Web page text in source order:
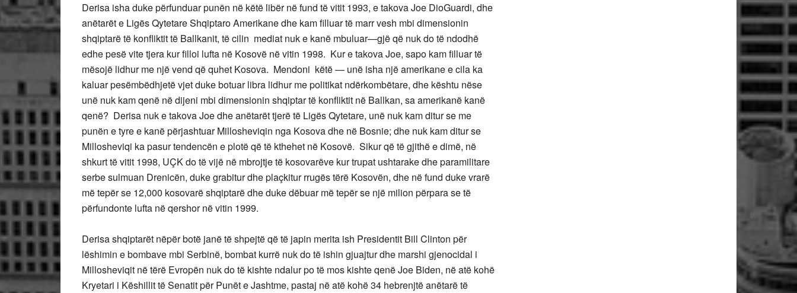
Derisa isha duke përfunduar punën në këtë libër në fund të vitit 1993, e takova Joe DioGuardi, dhe
anëtarët e Ligës Qytetare Shqiptaro Amerikane dhe kam filluar të marr vesh mbi dimensionin
shqiptarë të konfliktit të Ballkanit, të cilin mediat nuk e kanë mbuluar—gjë që nuk do të ndodhë
edhe pesë vite tjera kur filloi lufta në Kosovë në vitin 1998. Kur e takova Joe, sapo kam filluar të
mësojë lidhur me një vend që quhet Kosova. Mendoni këtë — unë isha një amerikane e cila ka
kaluar pesëmbëdhjetë vjet duke botuar libra lidhur me politikat ndërkombëtare, dhe kështu nëse
unë nuk kam qenë në dijeni mbi dimensionin shqiptar të konfliktit në Ballkan, sa amerikanë kanë
qenë? Derisa nuk e takova Joe dhe anëtarët tjerë të Ligës Qytetare, unë nuk kam ditur se me
punën e tyre e kanë përjashtuar Millosheviqin nga Kosova dhe në Bosnie; dhe nuk kam ditur se
Millosheviqi ka pasur tendencën e plotë që të kthehet në Kosovë. Sikur që të gjithë e dimë, në
shkurt të vitit 1998, UÇK do të vijë në mbrojtje të kosovarëve kur trupat ushtarake dhe paramilitare
serbe sulmuan Drenicën, duke grabitur dhe plaçkitur rrugës tërë Kosovën, dhe në fund duke vrarë
më tepër se 12,000 kosovarë shqiptarë dhe duke dëbuar më tepër se një milion përpara se të
përfundonte lufta në qershor në vitin 1999.
Derisa shqiptarët nëpër botë janë të shpejtë që të japin merita ish Presidentit Bill Clinton për
lëshimin e bombave mbi Serbinë, bombat kurrë nuk do të ishin gjuajtur dhe marshi gjenocidal i
Millosheviqit në tërë Evropën nuk do të kishte ndalur po të mos kishte qenë Joe Biden, në atë kohë
Kryetari i Këshillit të Senatit për Punët e Jashtme, pastaj në atë kohë 34 hebrenjtë anëtarë të